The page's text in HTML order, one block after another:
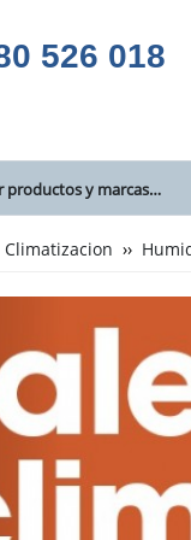
526 018
Climatizacion